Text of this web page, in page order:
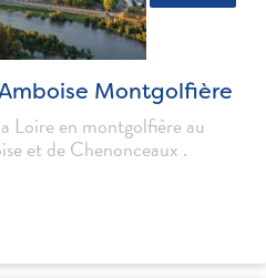
Montgolfière
Loire en montgolfière au
et de Chenonceaux .